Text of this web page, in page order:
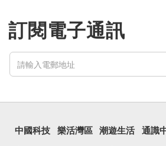
訂閱電子通訊
中國科技 樂活灣區 潮遊生活 通識